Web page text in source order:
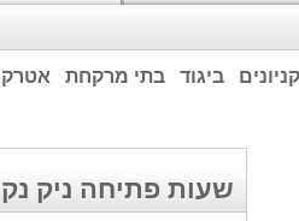
בתי מרקחת ביגוד קניונים
שעות פתיחה ניק נק